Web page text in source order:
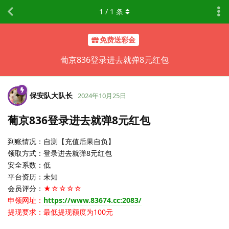
免费送彩金
葡京836登录进去就弹8元红包
1 / 1 条
保安队大队长 2024年10月25日
葡京836登录进去就弹8元红包
到账情况：自测【充值后果自负】
领取方式：登录进去就弹8元红包
安全系数：低
平台资历：未知
会员评分： ★☆☆☆☆
申领网址： https://www.83674.cc:2083/
提现要求：最低提现额度为100元